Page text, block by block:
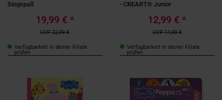
Singspaß
19,99 € *
UVP 22,99 €
Verfügbarkeit in deiner Filiale
prüfen
- CREART® Junior
12,99 € *
UVP 14,99 €
Verfügbarkeit in deiner Filiale
prüfen